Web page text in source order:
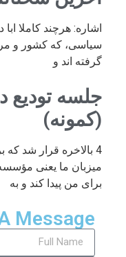
اشاره: هرچند کاملا
سیاسی، که کشور و
گرفته اند و
جلسه تودیع
(کمونه)
4 بالاخره قرار شد
میزبان ما یعنی
برای من پیدا کند و به
Message